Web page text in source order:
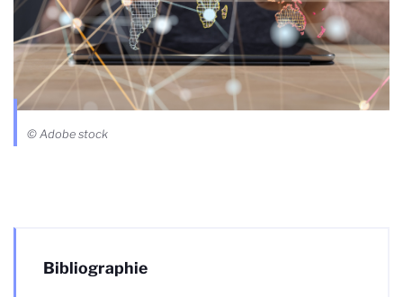
© Adobe stock
Bibliographie